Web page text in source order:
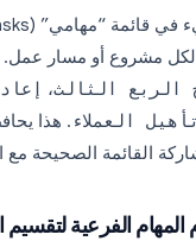
لكل مشروع أو مسار
الربع الثالث،
تأهيل العملاء . هذا
القائمة الصحيحة مع